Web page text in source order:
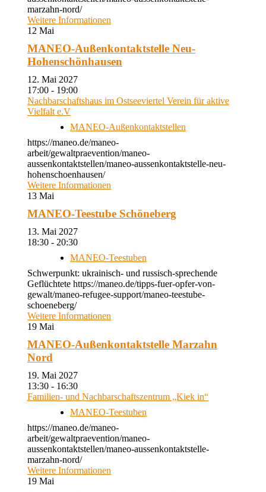
marzahn-nord/
Weitere Informationen
12 Mai
MANEO-Außenkontaktstelle Neu-
Hohenschönhausen
12. Mai 2027
17:00 - 19:00
Nachbarschaftshaus im Ostseeviertel Verein für aktive
Vielfalt e.V
MANEO-Außenkontaktstellen
https://maneo.de/maneo-
arbeit/gewaltpraevention/maneo-
aussenkontaktstellen/maneo-aussenkontaktstelle-neu-
hohenschoenhausen/
Weitere Informationen
13 Mai
MANEO-Teestube Schöneberg
13. Mai 2027
18:30 - 20:30
MANEO-Teestuben
Schwerpunkt: ukrainisch- und russisch-sprechende
Geflüchtete https://maneo.de/tipps-fuer-opfer-von-
gewalt/maneo-refugee-support/maneo-teestube-
schoeneberg/
Weitere Informationen
19 Mai
MANEO-Außenkontaktstelle Marzahn
Nord
19. Mai 2027
13:30 - 16:30
Familien- und Nachbarschaftszentrum „Kiek in“
MANEO-Teestuben
https://maneo.de/maneo-
arbeit/gewaltpraevention/maneo-
aussenkontaktstellen/maneo-aussenkontaktstelle-
marzahn-nord/
Weitere Informationen
19 Mai